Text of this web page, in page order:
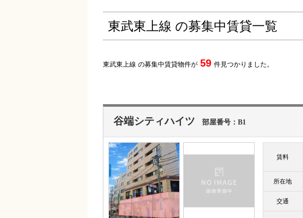
東武東上線 の募集中賃貸一覧
東武東上線 の募集中賃貸物件が 59 件見つかりました。
谷端シティハイツ 部屋番号：B1
賃料
所在地
交通